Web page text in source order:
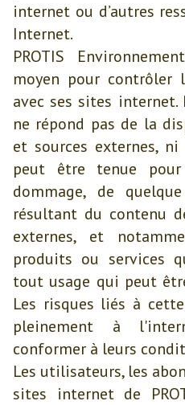
internet ou d’autres
Internet.
PROTIS
moyen pour contrôler
avec ses sites internet.
ne répond pas de la
et sources externes,
peut être tenue
dommage, de
résultant du contenu
externes, et
produits ou services
tout usage qui peut
Les risques liés à
pleinement à
conformer à leurs
Les utilisateurs, les
sites internet de